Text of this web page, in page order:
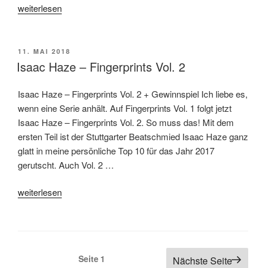
„Isaac
Fingerprints
Vol.
weiterlesen
VERÖFFENTLICHT
AM
11. MAI 2018
Isaac Haze – Fingerprints Vol. 2
Isaac Haze – Fingerprints Vol. 2 + Gewinnspiel Ich liebe es,
wenn eine Serie anhält. Auf Fingerprints Vol. 1 folgt jetzt
Isaac Haze – Fingerprints Vol. 2. So muss das! Mit dem
ersten Teil ist der Stuttgarter Beatschmied Isaac Haze ganz
glatt in meine persönliche Top 10 für das Jahr 2017
gerutscht. Auch Vol. 2 …
„Isaac
weiterlesen
Seitennummerierung
Seite 1 Nächste Seite